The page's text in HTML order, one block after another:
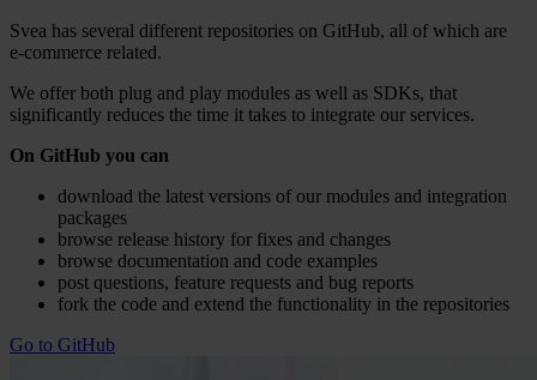
Svea has several different repositories on GitHub, all of which are
e‑commerce related.
We offer both plug and play modules as well as SDKs, that
significantly reduces the time it takes to integrate our services.
On GitHub you can
download the latest versions of our modules and integration
packages
browse release history for fixes and changes
browse documentation and code examples
post questions, feature requests and bug reports
fork the code and extend the functionality in the repositories
Go to GitHub